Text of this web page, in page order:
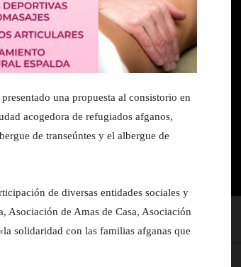
una propuesta al consistorio en
acogedora de refugiados afganos,
de transeúntes y el albergue de
de diversas entidades sociales y
Asociación de Amas de Casa, Asociación
solidaridad con las familias afganas que